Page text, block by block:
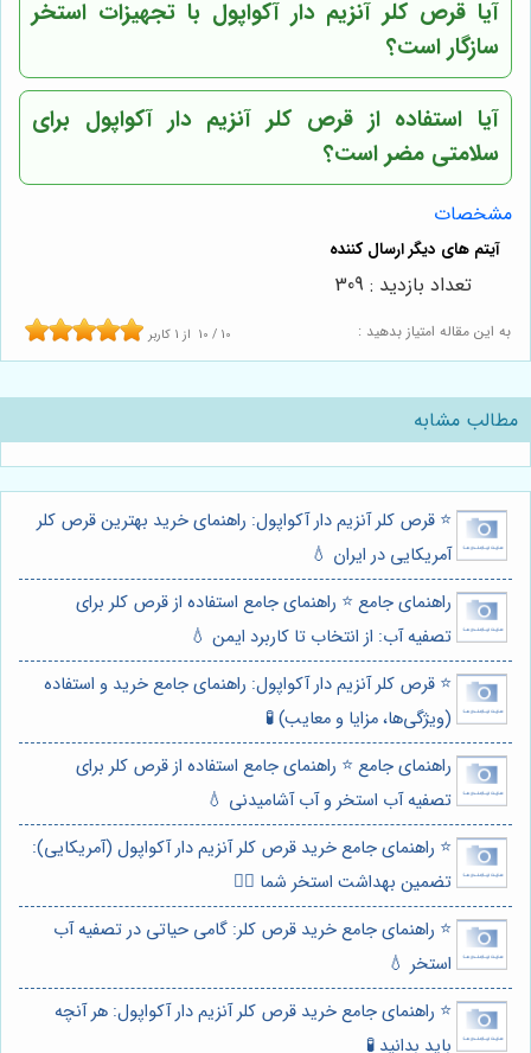
آیا قرص کلر آنزیم دار آکواپول با تجهیزات استخر
سازگار است؟
آیا استفاده از قرص کلر آنزیم دار آکواپول برای
سلامتی مضر است؟
مشخصات
به این مقاله امتیاز بدهید : 10 / 10 از 1 کاربر
تعداد بازدید : 309
مطالب مشابه
⭐️ قرص کلر آنزیم دار آکواپول: راهنمای خرید بهترین قرص کلر
آمریکایی در ایران 💧
راهنمای جامع ⭐️ راهنمای جامع استفاده از قرص کلر برای
تصفیه آب: از انتخاب تا کاربرد ایمن 💧
⭐️ قرص کلر آنزیم دار آکواپول: راهنمای جامع خرید و استفاده
(ویژگی‌ها، مزایا و معایب) 🧪
راهنمای جامع ⭐️ راهنمای جامع استفاده از قرص کلر برای
تصفیه آب استخر و آب آشامیدنی 💧
⭐️ راهنمای جامع خرید قرص کلر آنزیم دار آکواپول (آمریکایی):
تضمین بهداشت استخر شما 🏊‍♂️
⭐️ راهنمای جامع خرید قرص کلر: گامی حیاتی در تصفیه آب
استخر 💧
⭐️ راهنمای جامع خرید قرص کلر آنزیم دار آکواپول: هر آنچه
باید بدانید 🧪